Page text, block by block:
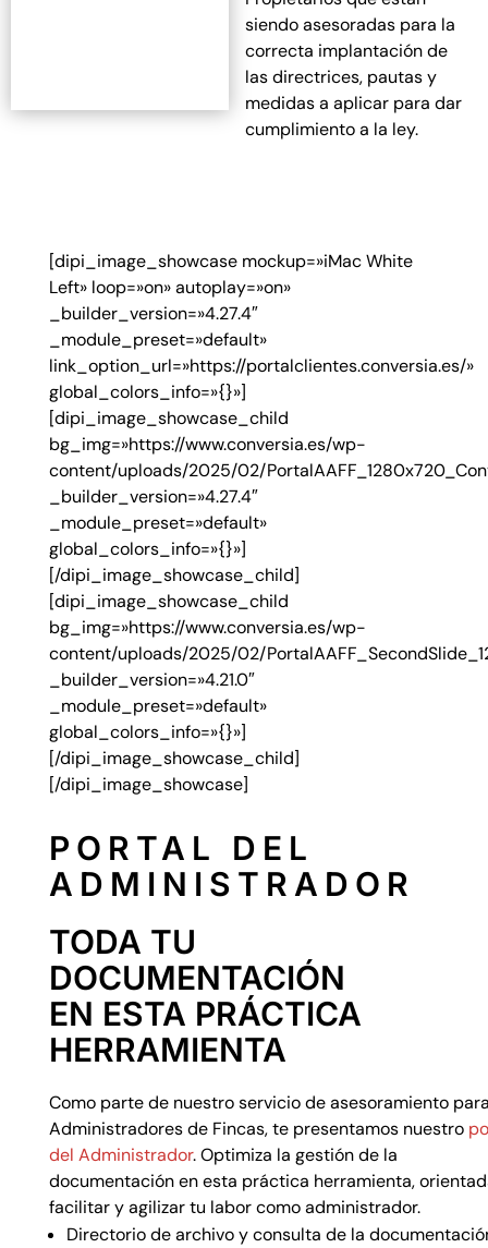
siendo asesoradas para la
correcta implantación de
las directrices, pautas y
medidas a aplicar para dar
cumplimiento a la ley.
[dipi_image_showcase mockup=»iMac White
Left» loop=»on» autoplay=»on»
_builder_version=»4.27.4″
_module_preset=»default»
link_option_url=»https://portalclientes.conversia.es/»
global_colors_info=»{}»]
[dipi_image_showcase_child
bg_img=»https://www.conversia.es/wp-
content/uploads/2025/02/
_builder_version=»4.27.4″
_module_preset=»default»
global_colors_info=»{}»]
[/dipi_image_showcase_child]
[dipi_image_showcase_child
bg_img=»https://www.conversia.es/wp-
content/uploads/2025/02/
_builder_version=»4.21.0″
_module_preset=»default»
global_colors_info=»{}»]
[/dipi_image_showcase_child]
[/dipi_image_showcase]
PORTAL DEL
ADMINISTRADOR
TODA TU
DOCUMENTACIÓN
EN ESTA PRÁCTICA
HERRAMIENTA
Como parte de nuestro servicio de asesoramiento
Administradores de Fincas, te presentamos nuestro
del Administrador. Optimiza la gestión de la
documentación en esta práctica herramienta,
facilitar y agilizar tu labor como administrador.
Directorio de archivo y consulta de la